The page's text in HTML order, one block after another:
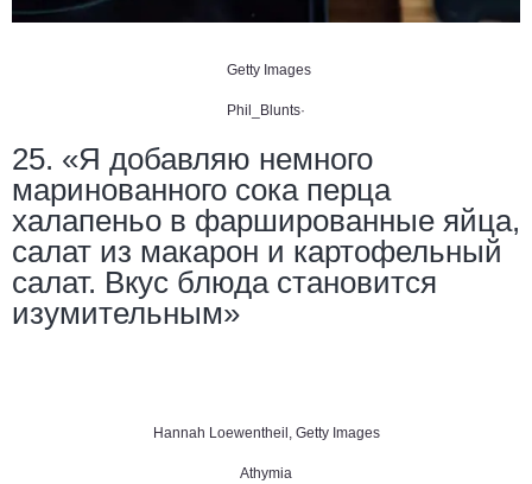
Getty Images
Phil_Blunts·
25. «Я добавляю немного
маринованного сока перца
халапеньо в фаршированные яйца,
салат из макарон и картофельный
салат. Вкус блюда становится
изумительным»
Hannah Loewentheil, Getty Images
Athymia